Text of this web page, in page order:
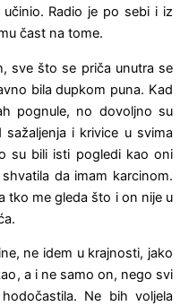
Radio je po sebi i iz
čast na tome.
sve što se priča unutra se
bila dupkom puna. Kad
pognule, no dovoljno su
i krivice u svima
su bili isti pogledi kao oni
da imam karcinom.
tko me gleda što i on nije u
ne idem u krajnosti, jako
a i ne samo on, nego svi
Ne bih voljela